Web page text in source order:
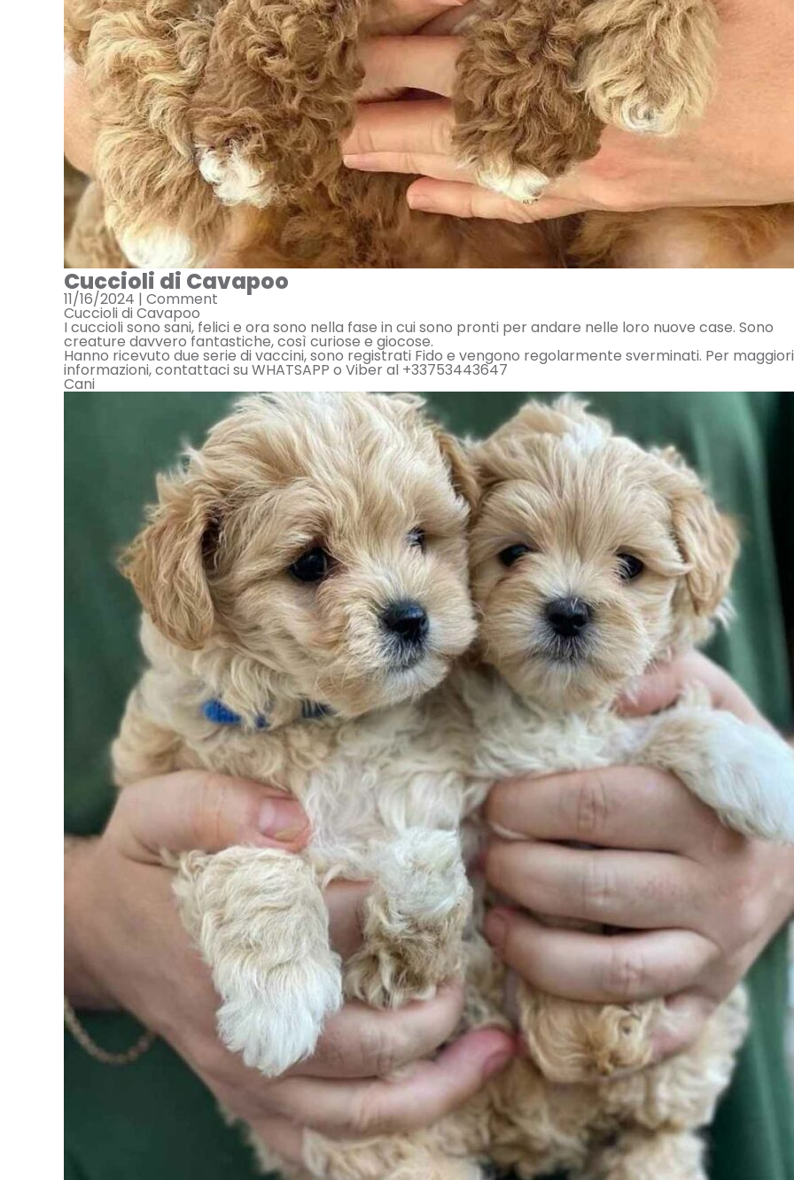
Cuccioli di Cavapoo
11/16/2024 | Comment
Cuccioli di Cavapoo
I cuccioli sono sani, felici e ora sono nella fase in cui sono pronti per andare nelle loro nuove case. Sono
creature davvero fantastiche, così curiose e giocose.
Hanno ricevuto due serie di vaccini, sono registrati Fido e vengono regolarmente sverminati. Per maggiori
informazioni, contattaci su WHATSAPP o Viber al +33753443647
Cani